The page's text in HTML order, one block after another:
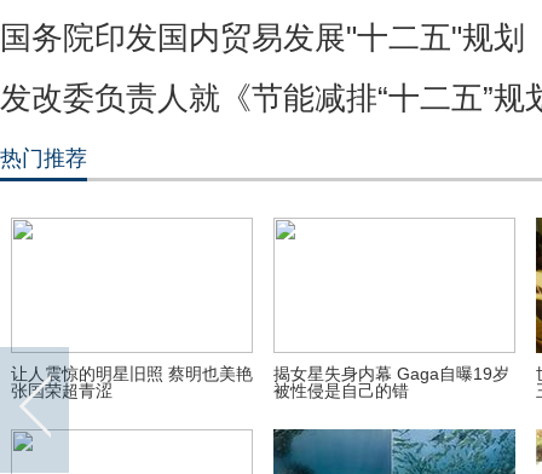
国务院印发国内贸易发展"十二五"规划
发改委负责人就《节能减排“十二五”规
热门推荐
揭女星失身内幕 Gaga自曝19岁
被性侵是自己的错
世界上最土豪的狗竟是被遗弃后
王思聪收养的？